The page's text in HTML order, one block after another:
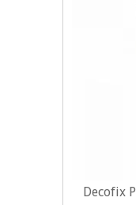
Decofix